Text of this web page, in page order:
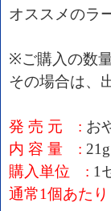
オススメのラ
※ご購入の数
その場合は、
発 売 元 : お
内 容 量 : 21g
購入単位 : 1
通常1個あたり